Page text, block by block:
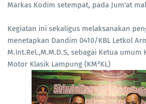
Markas Kodim setempat, pada Jum'at
Kegiatan ini sekaligus melaksanakan
menetapkan Dandim 0410/KBL Letkol
M.Int.Rel.,M.M.D.S, sebagai Ketua
Motor Klasik Lampung (KM²KL)